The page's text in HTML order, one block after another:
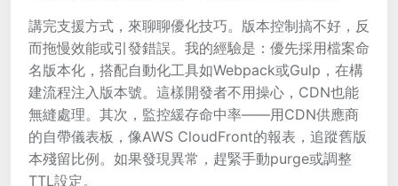
講完支援方式，來聊聊優化技巧。版本控制搞不好，反
而拖慢效能或引發錯誤。我的經驗是：優先採用檔案命
名版本化，搭配自動化工具如Webpack或Gulp，在構
建流程注入版本號。這樣開發者不用操心，CDN也能
無縫處理。其次，監控緩存命中率——用CDN供應商
的自帶儀表板，像AWS CloudFront的報表，追蹤舊版
本殘留比例。如果發現異常，趕緊手動purge或調整
TTL設定。